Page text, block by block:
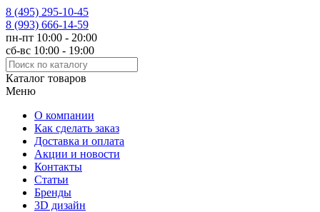
8 (495) 295-10-45
8 (993) 666-14-59
пн-пт 10:00 - 20:00
сб-вс 10:00 - 19:00
Каталог товаров
Меню
О компании
Как сделать заказ
Доставка и оплата
Акции и новости
Контакты
Статьи
Бренды
3D дизайн